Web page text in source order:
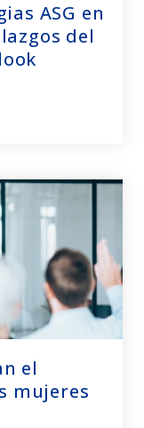
ASG en
del
el
mujeres